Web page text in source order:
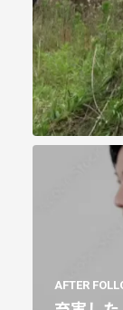
AFTER